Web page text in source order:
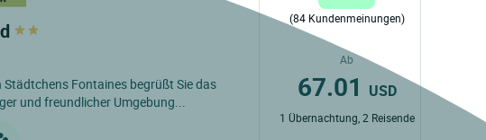
Fontaines begrüßt Sie das
und freundlicher Umgebung...
(84 Kundenmeinungen)
Ab
67.01 USD
1 Übernachtung, 2 Reisende